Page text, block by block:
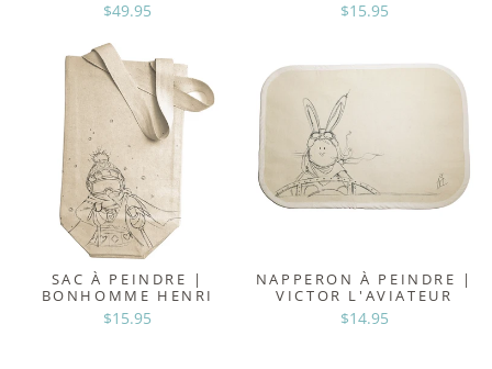
$49.95 $15.95
SAC À PEINDRE |
BONHOMME HENRI
$15.95
NAPPERON À PEINDRE |
VICTOR L'AVIATEUR
$14.95